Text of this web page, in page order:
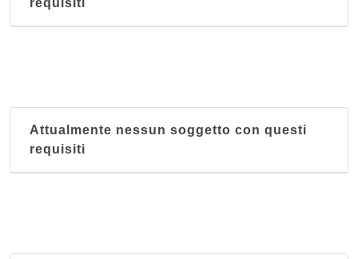
requisiti
Attualmente nessun soggetto con questi
requisiti